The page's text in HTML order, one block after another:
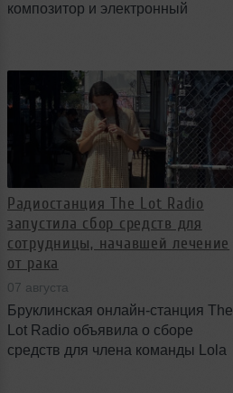
композитор и электронный
раскрывается; Orbit умер дома в
возрасте 69 лет.
Радиостанция The Lot Radio
запустила сбор средств для
сотрудницы, начавшей лечение
от рака
07 августа
Бруклинская онлайн-станция The
Lot Radio объявила о сборе
средств для члена команды Lola